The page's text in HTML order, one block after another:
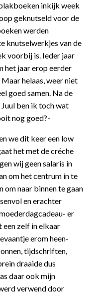
inkijk week
geknutseld voor de
werden
knutselwerkjes van de
voorbij is. Ieder jaar
het jaar erop eerder
helaas, weer niet
goed samen. Na de
ben ik toch wat
nog goed?-
we dit keer een low
het met de créche
wij geen salaris in
om het centrum in te
om naar binnen te gaan
en erachter
er
zelf in elkaar
erom heen-
tijdschriften,
draaide dus
daar ook mijn
verwend door